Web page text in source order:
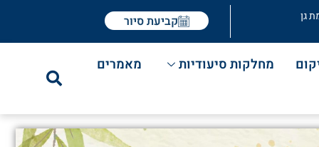
גן קביעת סיור
מחלקות סיעודיות מאמרים